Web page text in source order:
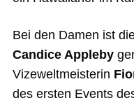
Bei den Damen ist
Candice Appleby
Vizeweltmeisterin
des ersten Events